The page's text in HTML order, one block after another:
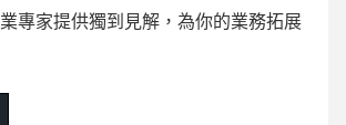
專家提供獨到見解，為你的業務拓展